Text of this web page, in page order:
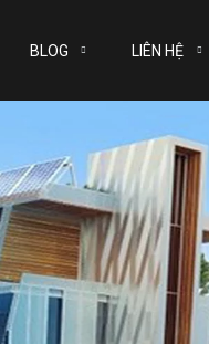
BLOG LIÊN HỆ